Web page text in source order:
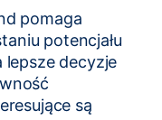
pomaga
potencjału
lepsze decyzje
są